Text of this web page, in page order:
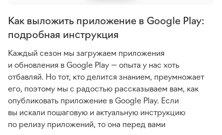
Как выложить приложение в Google Play:
подробная инструкция
Каждый сезон мы загружаем приложения
и обновления в Google Play — опыта у нас хоть
отбавляй. Но тот, кто делится знанием, преумножает
его, поэтому мы с радостью рассказываем вам, как
опубликовать приложение в Google Play. Если
вы искали пошаговую и актуальную инструкцию
по релизу приложений, то она перед вами